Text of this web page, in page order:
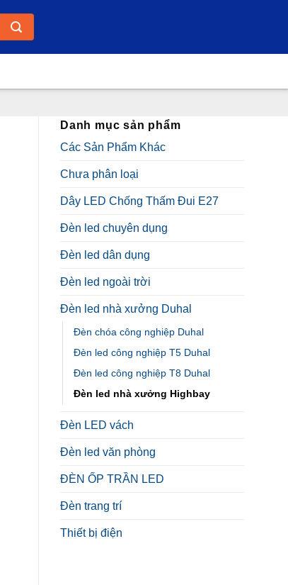
Danh mục sản phẩm
Các Sản Phẩm Khác
Chưa phân loại
Dây LED Chống Thấm Đui E27
Đèn led chuyên dụng
Đèn led dân dụng
Đèn led ngoài trời
Đèn led nhà xưởng Duhal
Đèn chóa công nghiệp Duhal
Đèn led công nghiệp T5 Duhal
Đèn led công nghiệp T8 Duhal
Đèn led nhà xưởng Highbay
Đèn LED vách
Đèn led văn phòng
ĐÈN ỐP TRẦN LED
Đèn trang trí
Thiết bị điện